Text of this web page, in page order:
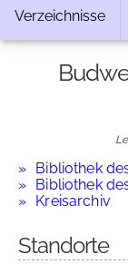
Verzeichnisse
Bibliothek
Bibliothek
Kreisarchiv
Standorte